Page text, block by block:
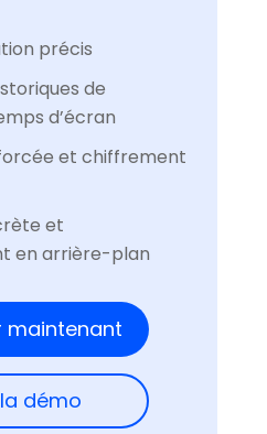
précis
de
d’écran
et chiffrement
et
en arrière-plan
maintenant
démo